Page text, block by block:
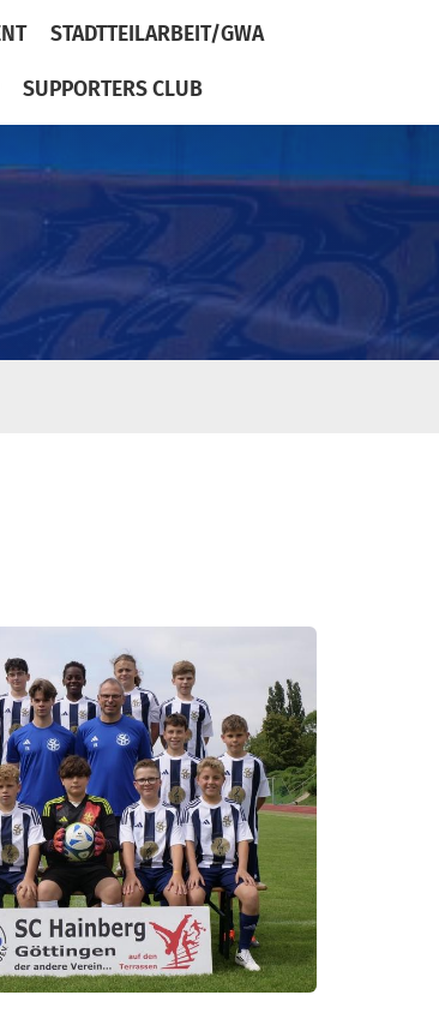
STADTTEILARBEIT/GWA
SUPPORTERS CLUB